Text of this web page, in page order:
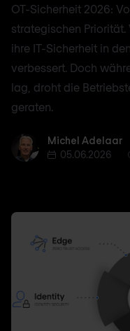
OT-Sicherheit 2026:
strategischen
ihre IT-Sicherheit in
verbessert. Doch
lag, droht die
geraten.
Michel Adelaar
Michel Adelaar
05.06.2026